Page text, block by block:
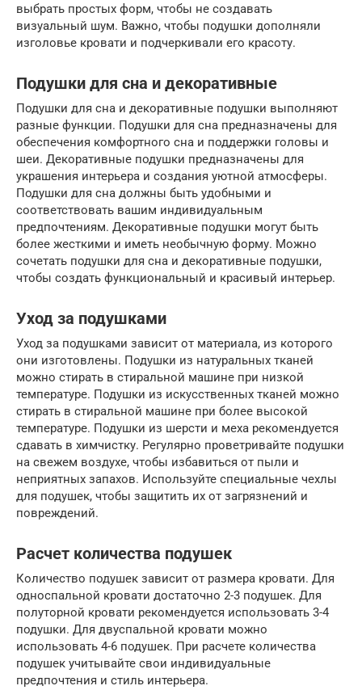
выбрать простых форм, чтобы не создавать
визуальный шум. Важно, чтобы подушки дополняли
изголовье кровати и подчеркивали его красоту.
Подушки для сна и декоративные
Подушки для сна и декоративные подушки выполняют
разные функции. Подушки для сна предназначены для
обеспечения комфортного сна и поддержки головы и
шеи. Декоративные подушки предназначены для
украшения интерьера и создания уютной атмосферы.
Подушки для сна должны быть удобными и
соответствовать вашим индивидуальным
предпочтениям. Декоративные подушки могут быть
более жесткими и иметь необычную форму. Можно
сочетать подушки для сна и декоративные подушки,
чтобы создать функциональный и красивый интерьер.
Уход за подушками
Уход за подушками зависит от материала, из которого
они изготовлены. Подушки из натуральных тканей
можно стирать в стиральной машине при низкой
температуре. Подушки из искусственных тканей можно
стирать в стиральной машине при более высокой
температуре. Подушки из шерсти и меха рекомендуется
сдавать в химчистку. Регулярно проветривайте подушки
на свежем воздухе, чтобы избавиться от пыли и
неприятных запахов. Используйте специальные чехлы
для подушек, чтобы защитить их от загрязнений и
повреждений.
Расчет количества подушек
Количество подушек зависит от размера кровати. Для
односпальной кровати достаточно 2-3 подушек. Для
полуторной кровати рекомендуется использовать 3-4
подушки. Для двуспальной кровати можно
использовать 4-6 подушек. При расчете количества
подушек учитывайте свои индивидуальные
предпочтения и стиль интерьера.